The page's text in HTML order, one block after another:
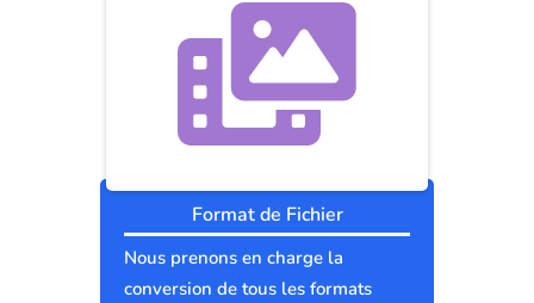
Format de Fichier
Nous prenons en charge la
conversion de tous les formats